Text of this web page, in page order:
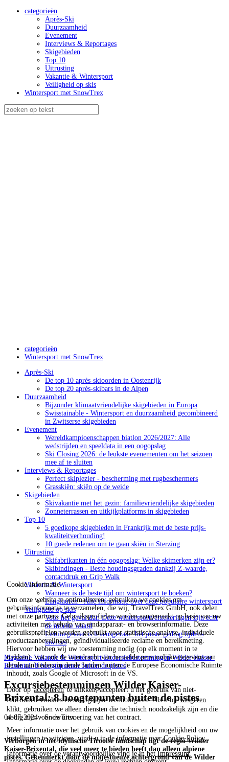
Cookie-informatie
Om onze website te optimaliseren, gebruiken we cookies om
gebruiksinformatie te verzamelen, die wij, TravelTrex GmbH, ook delen
met onze partners. Gebruiksprofielen worden aangemaakt op basis van uw
activiteiten met behulp van eindapparaat- en browserinformatie. Deze
gebruiksprofielen worden gebruikt voor statistische analyse, individuele
productaanbevelingen, geïndividualiseerde reclame en bereikmeting.
Hiervoor hebben wij uw toestemming nodig (op elk moment in te
trekken), wat ook de overdracht van bepaalde persoonlijke gegevens aan
derde aanbieders in derde landen buiten de Europese Economische Ruimte
inhoudt, zoals Google of Microsoft in de VS.
Door opaccepterente klikken, accepteert u het gebruik van niet-
functionele cookies en soortgelijke technologieën. Als u opweigeren
klikt, gebruiken we alleen diensten die technisch noodzakelijk zijn en die
nodig zijn voor de uitvoering van het contract.
Meer informatie over het gebruik van cookies en de mogelijkheid om uw
instellingen te wijzigen, vindt u in de informatie overCookie-Policy.
Informatie over de verantwoordelijke vind je in hetImpressum.
categorieën
Après-Ski
Duurzaamheid
Evenement
Interviews & Reportages
Skigebieden
Top 10
Uitrusting
Vakantie & Wintersport
Veiligheid op skis
Wintersport met SnowTrex
categorieën
Wintersport met SnowTrex
Après-Ski
De top 10 après-skioorden in Oostenrijk
De top 20 après-skibars in de Alpen
Duurzaamheid
Bijzonder klimaatvriendelijke skigebieden in Europa
Swisstainable - Wintersport en duurzaamheid gecombineerd
in Zwitserse skigebieden
Evenement
Wereldkampioenschappen biatlon 2026/2027: Alle
wedstrijden en speeldata in een oogopslag
Ski Closing 2026: de leukste evenementen om het seizoen
mee af te sluiten
Interviews & Reportages
Perfect skiplezier - bescherming met rugbeschermers
Grasskiën: skiën op de weide
Skigebieden
Skivakantie met het gezin: familievriendelijke skigebieden
Zonneterrassen en uitkijkplatforms in skigebieden
Top 10
5 goedkope skigebieden in Frankrijk met de beste prijs-
kwaliteitverhouding!
10 goede redenen om te gaan skiën in Sterzing
Uitrusting
Skifabrikanten in één oogopslag: Welke skimerken zijn er?
Skibindingen - Beste houdingsgraden dankzij Z-waarde,
contactdruk en Grip Walk
Vakantie & Wintersport
Wanneer is de beste tijd om wintersport te boeken?
Langlaufen - Alle informatie over deze populaire wintersport
Veiligheid op skis
Voor het geval dat: Deze wintersportverzekeringen zijn echt
de moeite waard
Lawinegevaar is levensgevaar: het juiste gedrag tijdens
lawines
Magazine Vakantie & WintersportExcursiebestemmingen Wilder Kaiser-
Brixental: 8 hoogtepunten buiten de pistes
Excursiebestemmingen Wilder Kaiser-
Brixental: 8 hoogtepunten buiten de pistes
04-07-2024 - SnowTrex
Verborgen in het idyllische Tiroolse landschap ligt de regio Wilder
Kaiser-Brixental, die veel meer te bieden heeft dan alleen alpiene
pistes. Gekenmerkt door de majestueuze achtergrond van de Wilder